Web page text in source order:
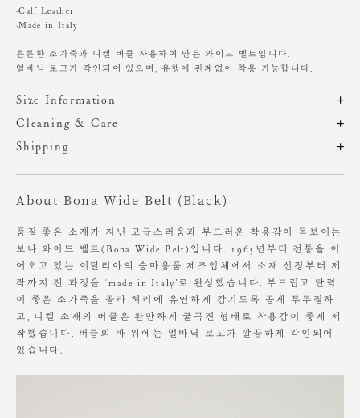
·Calf Leather
·Made in Italy
튼튼한 소가죽과 니켈 버클 사용하여 만든 와이드 벨트입니다.
얼바닉 로고가 각인되어 있으며, 유행에 관계없이 착용 가능합니다.
Size Information
제품의 일정 수량을 측정한 평균치수로 재는 방법과 위치에 따라 1~3cm
편차가 있을 수 있습니다. (치수단위 : cm)
OS 80/95
Cleaning & Care
해당 제품은 A/S가 불가하오니, 구매 전 참고 부탁 드립니다.
렸습니다.
세요.
착용 환경에 따라 가죽의 물 빠짐, 묻어남, 이염 등이 발생될 수 있습니다.
밝은 계열의 의류 착용 시 주의해주세요.
천연가죽의 특성상 미세한 스크레치, 가죽 결의 차이, 힘줄이 보일 수 있습
니다.
버클 또한 착용하다 보면 변색이 되는 점 구매 시 참고해주세요.
Shipping
About Bona Wide Belt (Black)
품질 좋은 소재가 지닌 고급스러움과 부드러운 착용감이 돋보이는
보나 와이드 벨트(Bona Wide Belt)입니다. 1965년부터 전통을 이
어오고 있는 이탈리아의 승마용품 제조업체에서 소재 선정부터 제
작까지 전 과정을 ‘made in Italy’로 완성했습니다. 부드럽고 탄력
이 좋은 소가죽을 골라 허리에 유연하게 감기도록 곱게 무두질하
고, 니켈 소재의 버클은 완만하게 굴곡진 형태로 착용감이 좋게 제
작했습니다. 버클의 바 위에는 얼바닉 로고가 깔끔하게 각인되어
있습니다.